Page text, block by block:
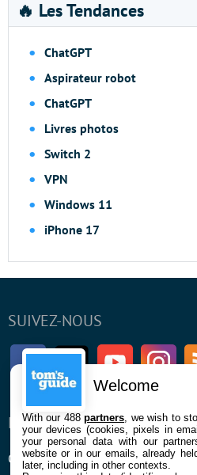
🔥 Les Tendances
ChatGPT
Aspirateur robot
ChatGPT
Livres photos
Switch 2
VPN
Windows 11
iPhone 17
SUIVEZ-NOUS
FacebookTwitter Youtube
ENTREPRISE
Qui sommes nous
À
La
Welcome
With our 488partners , we wish to
your devices (cookies, pixels in
your personal data with our
website or in our emails, already
later, including in other contexts.